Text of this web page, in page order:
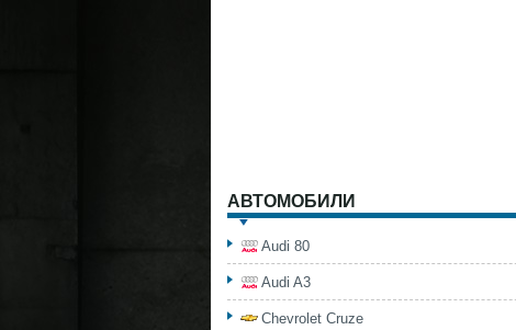
АВТОМОБИЛИ
Audi 80
Audi A3
Chevrolet Cruze